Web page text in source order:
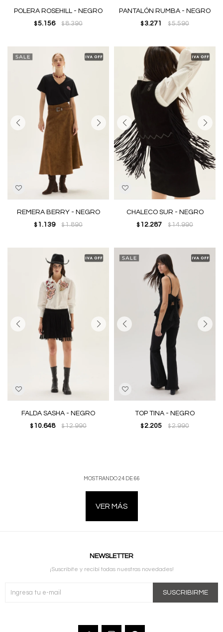
POLERA ROSEHILL - NEGRO
$ 5.156 $8.390
PANTALÓN RUMBA - NEGRO
$ 3.271 $5.590
REMERA BERRY - NEGRO
$ 1.139 $1.890
CHALECO SUR - NEGRO
$ 12.287 $14.990
FALDA SASHA - NEGRO
$ 10.648 $12.990
TOP TINA - NEGRO
$ 2.205 $2.990
MOSTRANDO24DE66
VER MÁS
NEWSLETTER
¡Suscribite y recibí todas nuestras novedades!
SUSCRIBIRME